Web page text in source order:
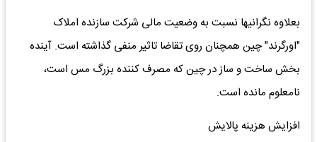
بعلاوه نگرانیها نسبت به وضعیت مالی شرکت سازنده املاک
"اورگرند" چین همچنان روی تقاضا تاثیر منفی گذاشته است. آینده
بخش ساخت و ساز در چین که مصرف کننده بزرگ مس است،
نامعلوم مانده است.
افزایش هزینه پالایش